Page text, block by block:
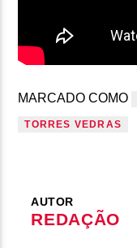
MARCADO COMO
TORRES VEDRAS
AUTOR
REDAÇÃO